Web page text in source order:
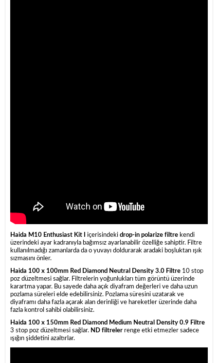
Haida M10 Enthusiast Kit I içerisindeki drop-in polarize filtre kendi
üzerindeki ayar kadranıyla bağımsız ayarlanabilir özelliğe sahiptir. Filtre
kullanılmadığı zamanlarda da o yuvayı doldurarak aradaki boşluktan ışık
sızmasını önler.
Haida 100 x 100mm Red Diamond Neutral Density 3.0 Filtre 10 stop
poz düzeltmesi sağlar. Filtrelerin yoğunlukları tüm görüntü üzerinde
karartma yapar. Bu sayede daha açık diyafram değerleri ve daha uzun
pozlama süreleri elde edebilirsiniz. Pozlama süresini uzatarak ve
diyaframı daha fazla açarak alan derinliği ve hareketler üzerinde daha
fazla kontrol sahibi olabilirsiniz.
Haida 100 x 150mm Red Diamond Medium Neutral Density 0.9 Filtre
3 stop poz düzeltmesi sağlar. ND filtreler renge etki etmezler sadece
ışığın şiddetini azaltırlar.